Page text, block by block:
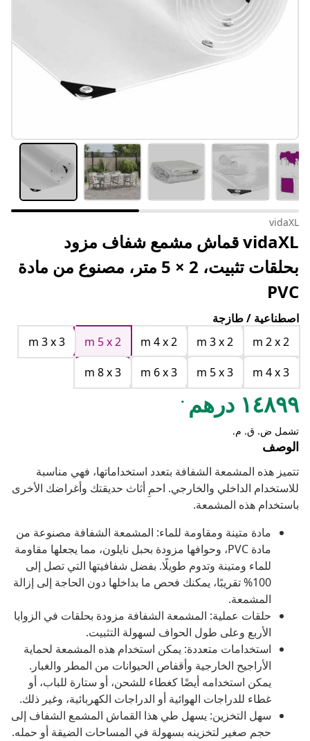
vidaXL
vidaXL قماش مشمع شفاف مزود
بحلقات تثبيت، 2 × 5 متر، مصنوع من مادة
PVC
اصطناعية / طازجة
m 2 x 2
m 3 x 2
m 4 x 2
m 5 x 2
m 3 x 3
m 4 x 3
m 5 x 3
m 6 x 3
m 8 x 3
١٤٨٩٩ درهم .
تشمل ض. ق. م.
الوصف
تتميز هذه المشمعة الشفافة بتعدد استخداماتها، فهي مناسبة
للاستخدام الداخلي والخارجي. احمِ أثاث حديقتك وأغراضك الأخرى
باستخدام هذه المشمعة.
مادة متينة ومقاومة للماء: المشمعة الشفافة مصنوعة من
مادة PVC، وحوافها مزودة بحبل نايلون، مما يجعلها مقاومة
للماء ومتينة وتدوم طويلًا. بفضل شفافيتها التي تصل إلى
100% تقريبًا، يمكنك فحص ما بداخلها دون الحاجة إلى إزالة
المشمعة.
حلقات عملية: المشمعة الشفافة مزودة بحلقات في الزوايا
الأربع وعلى طول الحواف لسهولة التثبيت.
استخدامات متعددة: يمكن استخدام هذه المشمعة لحماية
الأراجيح الخارجية وأقفاص الحيوانات من المطر والغبار.
يمكن استخدامه أيضًا كغطاء للشحن، أو ستارة للباب، أو
غطاء للدراجات الهوائية أو الدراجات الكهربائية، وغير ذلك.
سهل التخزين: يسهل طي هذا القماش المشمع الشفاف إلى
حجم صغير لتخزينه بسهولة في المساحات الضيقة أو حمله.